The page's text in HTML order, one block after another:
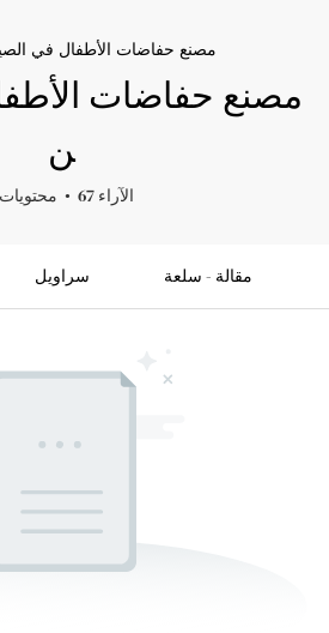
مصنع حفاضات الأطفال في
ن
1 محتويات 67 الآراء
سراويل مقالة - سلعة